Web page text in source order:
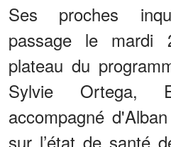
Ses proches
passage le
plateau du
Sylvie Ortega,
accompagné
sur l’état de santé